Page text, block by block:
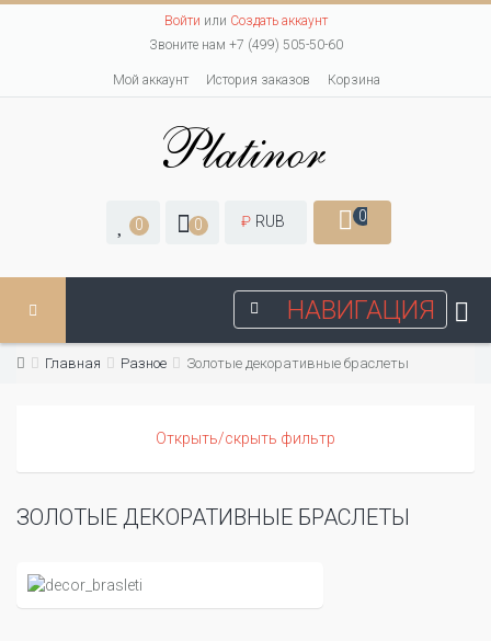
Войти или Создать аккаунт
Звоните нам +7 (499) 505-50-60
Мой аккаунт История заказов Корзина
0 0 ₽ RUB 0
НАВИГАЦИЯ
Главная Разное Золотые декоративные браслеты
Открыть/скрыть фильтр
ЗОЛОТЫЕ ДЕКОРАТИВНЫЕ БРАСЛЕТЫ